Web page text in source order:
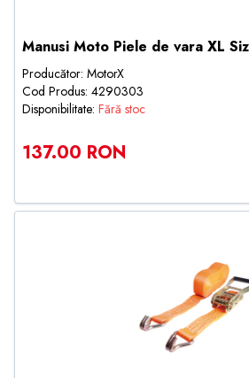
Manusi Moto Piele de vara XL
Producător: MotorX
Cod Produs: 4290303
Disponibilitate: Fără stoc
137.00 RON